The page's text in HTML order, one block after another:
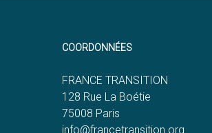
COORDONNÉES
FRANCE TRANSITION
128 Rue La Boétie
75008 Paris
info@francetransition.org